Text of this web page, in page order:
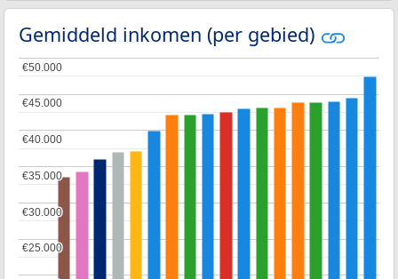
Gemiddeld inkomen (per gebied)
€25.000
€25.000
€30.000
€30.000
€35.000
€35.000
€40.000
€40.000
€45.000
€45.000
€50.000
€50.000